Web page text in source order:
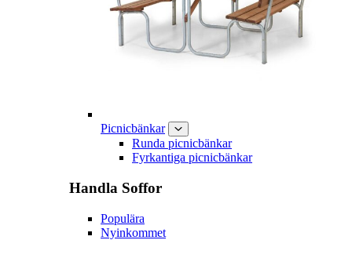
Picnicbänkar
Runda picnicbänkar
Fyrkantiga picnicbänkar
Handla Soffor
Populära
Nyinkommet